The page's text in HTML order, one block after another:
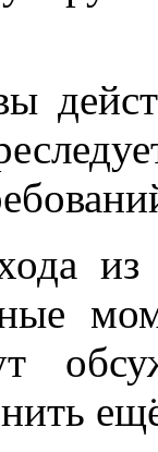
из